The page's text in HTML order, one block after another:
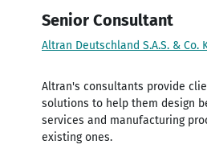
Senior Consultant
Altran Deutschland S.A.S. & Co.
Altran's consultants provide
solutions to help them design
services and manufacturing
existing ones.